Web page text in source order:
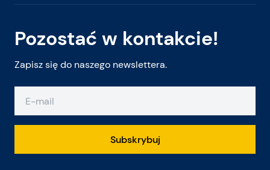
Pozostać w kontakcie!
Zapisz się do naszego newslettera.
Subskrybuj